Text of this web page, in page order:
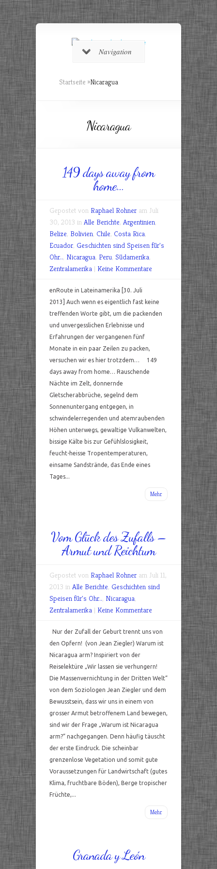
Navigation
Startseite »Nicaragua
Nicaragua
149 days away from
home…
Gepostet von Raphael Rohner am Juli
30, 2013 in Alle Berichte, Argentinien,
Belize, Bolivien, Chile, Costa Rica,
Ecuador, Geschichten sind Speisen für's
Ohr.., Nicaragua, Peru, Südamerika,
Zentralamerika | Keine Kommentare
enRoute in Lateinamerika [30. Juli
2013] Auch wenn es eigentlich fast keine
treffenden Worte gibt, um die packenden
und unvergesslichen Erlebnisse und
Erfahrungen der vergangenen fünf
Monate in ein paar Zeilen zu packen,
versuchen wir es hier trotzdem… 149
days away from home… Rauschende
Nächte im Zelt, donnernde
Gletscherabbrüche, segelnd dem
Sonnenuntergang entgegen, in
schwindelerregenden und atemraubenden
Höhen unterwegs, gewaltige Vulkanwelten,
bissige Kälte bis zur Gefühlslosigkeit,
feucht-heisse Tropentemperaturen,
einsame Sandstrände, das Ende eines
Tages...
Mehr
Vom Glück des Zufalls –
Armut und Reichtum
Gepostet von Raphael Rohner am Juli 11,
2013 in Alle Berichte, Geschichten sind
Speisen für's Ohr.., Nicaragua,
Zentralamerika | Keine Kommentare
Nur der Zufall der Geburt trennt uns von
den Opfern! (von Jean Ziegler) Warum ist
Nicaragua arm? Inspiriert von der
Reiselektüre „Wir lassen sie verhungern!
Die Massenvernichtung in der Dritten Welt“
von dem Soziologen Jean Ziegler und dem
Bewusstsein, dass wir uns in einem von
grosser Armut betroffenem Land bewegen,
sind wir der Frage „Warum ist Nicaragua
arm?“ nachgegangen. Denn häufig täuscht
der erste Eindruck. Die scheinbar
grenzenlose Vegetation und somit gute
Voraussetzungen für Landwirtschaft (gutes
Klima, fruchtbare Böden), Berge tropischer
Früchte,...
Mehr
Granada y León